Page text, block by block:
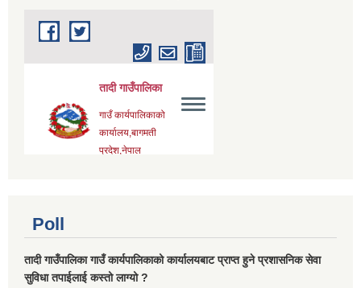
Poll
तादी गाउँपालिका गाउँ कार्यपालिकाको कार्यालयबाट प्राप्त हुने प्रशासनिक सेवा
सुविधा तपाईलाई कस्तो लाग्यो ?